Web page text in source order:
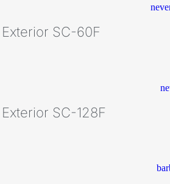
SC-60F
SC-128F